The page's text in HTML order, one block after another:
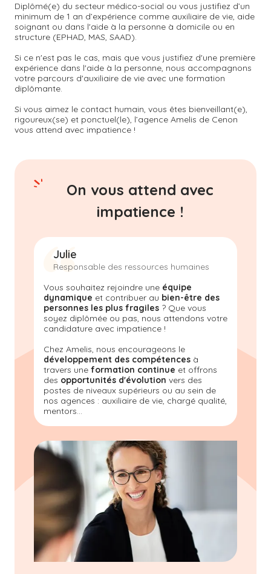
Diplômé(e) du secteur médico-social ou vous justifiez d’un
minimum de 1 an d’expérience comme auxiliaire de vie, aide
soignant ou dans l'aide à la personne à domicile ou en
structure (EPHAD, MAS, SAAD).
Si ce n'est pas le cas, mais que vous justifiez d'une première
expérience dans l'aide à la personne, nous accompagnons
votre parcours d'auxiliaire de vie avec une formation
diplômante.
Si vous aimez le contact humain, vous êtes bienveillant(e),
rigoureux(se) et ponctuel(le), l’agence Amelis de Cenon
vous attend avec impatience !
On vous attend avec
impatience !
Julie
Responsable des ressources humaines
Vous souhaitez rejoindre une équipe
dynamique et contribuer au bien-être des
personnes les plus fragiles ? Que vous
soyez diplômée ou pas, nous attendons votre
candidature avec impatience !
Chez Amelis, nous encourageons le
développement des compétences à
travers une formation continue et offrons
des opportunités d'évolution vers des
postes de niveaux supérieurs ou au sein de
nos agences : auxiliaire de vie, chargé qualité,
mentors...